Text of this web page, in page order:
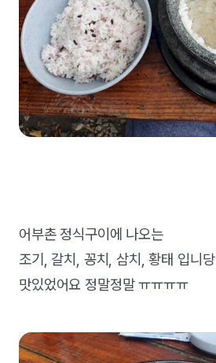
어부촌 정식구이에 나오는
조기, 갈치, 꽁치, 삼치, 황태 입니당
맛있었어요 정말정말 ㅠㅠㅠㅠ